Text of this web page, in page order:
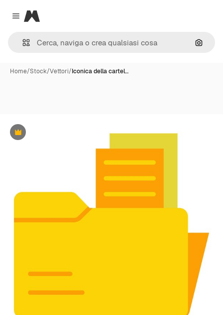
Close menu
Magnific
Cerca
Home/Stock/Vettori/Iconica della cartel…
Premium